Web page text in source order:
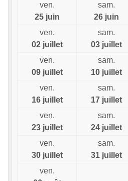
ven.
25 juin
sam.
26 juin
ven.
02 juillet
sam.
03 juillet
ven.
09 juillet
sam.
10 juillet
ven.
16 juillet
sam.
17 juillet
ven.
23 juillet
sam.
24 juillet
ven.
30 juillet
sam.
31 juillet
ven.